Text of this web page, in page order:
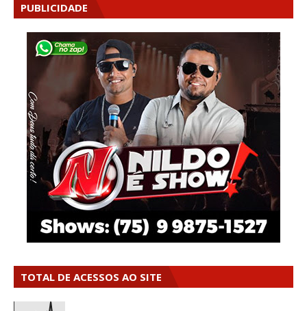
PUBLICIDADE
TOTAL DE ACESSOS AO SITE